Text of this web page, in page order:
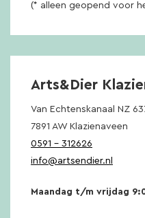
(* alleen geopend voor
Arts&Dier
Van Echtenskanaal NZ
7891 AW Klazienaveen
0591 – 312626
info@artsendier.nl
Maandag t/m vrijdag